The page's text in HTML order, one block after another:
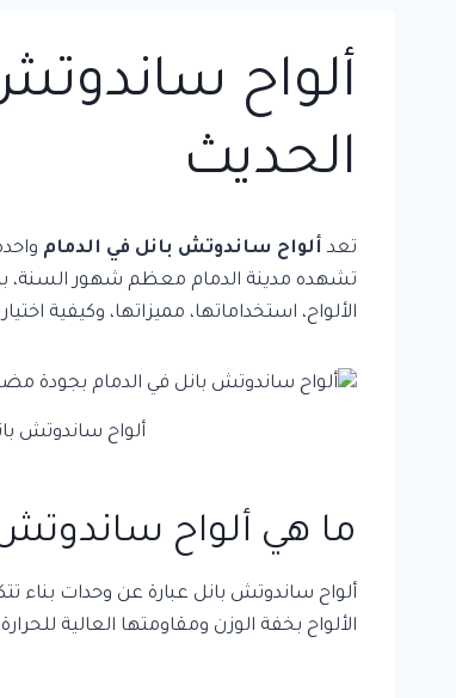
ألواح ساندوتش
الحديث
تعد ألواح ساندوتش بانل في الدمام
تشهده مدينة الدمام معظم شهور السنة،
الألواح، استخداماتها، مميزاتها، وكيفية
ألواح ساندوتش
ما هي ألواح ساندوتش
ألواح ساندوتش بانل عبارة عن وحدات بناء
الألواح بخفة الوزن ومقاومتها العالية